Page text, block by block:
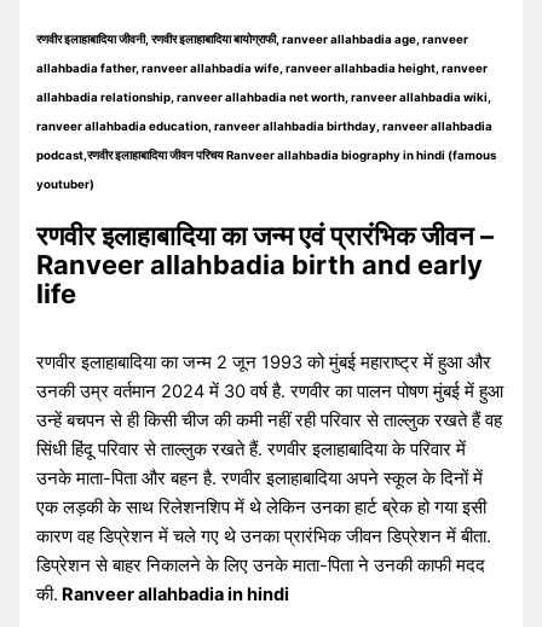
रणवीर इलाहाबादिया जीवनी, रणवीर इलाहाबादिया बायोग्राफी, ranveer allahbadia age, ranveer
allahbadia father, ranveer allahbadia wife, ranveer allahbadia height, ranveer
allahbadia relationship, ranveer allahbadia net worth, ranveer allahbadia wiki,
ranveer allahbadia education, ranveer allahbadia birthday, ranveer allahbadia
podcast,रणवीर इलाहाबादिया जीवन परिचय Ranveer allahbadia biography in hindi (famous
youtuber)
रणवीर इलाहाबादिया का जन्म एवं प्रारंभिक जीवन –
Ranveer allahbadia birth and early
life
रणवीर इलाहाबादिया का जन्म 2 जून 1993 को मुंबई महाराष्ट्र में हुआ और
उनकी उम्र वर्तमान 2024 में 30 वर्ष है. रणवीर का पालन पोषण मुंबई में हुआ
उन्हें बचपन से ही किसी चीज की कमी नहीं रही परिवार से ताल्लुक रखते हैं वह
सिंधी हिंदू परिवार से ताल्लुक रखते हैं. रणवीर इलाहाबादिया के परिवार में
उनके माता-पिता और बहन है. रणवीर इलाहाबादिया अपने स्कूल के दिनों में
एक लड़की के साथ रिलेशनशिप में थे लेकिन उनका हार्ट ब्रेक हो गया इसी
कारण वह डिप्रेशन में चले गए थे उनका प्रारंभिक जीवन डिप्रेशन में बीता.
डिप्रेशन से बाहर निकालने के लिए उनके माता-पिता ने उनकी काफी मदद
की. Ranveer allahbadia in hindi